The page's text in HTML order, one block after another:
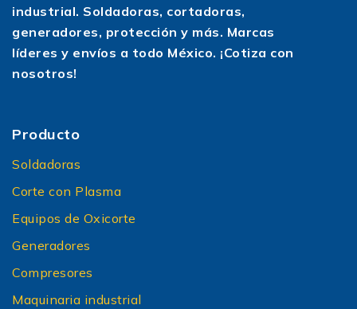
industrial. Soldadoras, cortadoras,
generadores, protección y más. Marcas
líderes y envíos a todo México. ¡Cotiza con
nosotros!
Producto
Soldadoras
Corte con Plasma
Equipos de Oxicorte
Generadores
Compresores
Maquinaria industrial